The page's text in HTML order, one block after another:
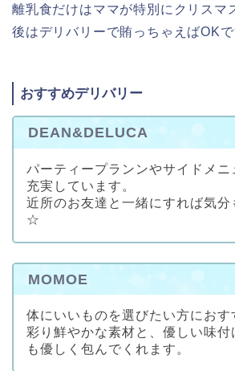
離乳食だけはママが特別にクリスマ
後はデリバリーで賄っちゃえばOKで
おすすめデリバリー
DEAN&DELUCA
パーティープランンやサイドメニ
充実しています。
近所のお友達と一緒にすれば気分
☆
MOMOE
体にいいものを選びたい方におす
彩り鮮やかな素材と、優しい味付
も優しく包んでくれます。